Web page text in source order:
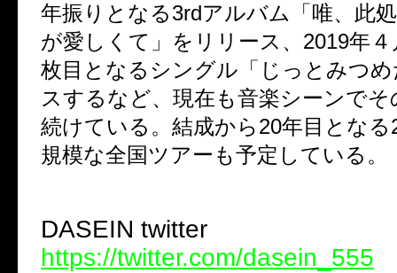
年振りとなる3rdアルバム「唯、此
が愛しくて」をリリース、 2019年
枚目となるシングル「じっとみつ
スするなど、現在も音楽シーンで
続けている。結成から20年目となる
規模な全国ツアーも予定している。
DASEIN twitter
https://twitter.com/dasein_555